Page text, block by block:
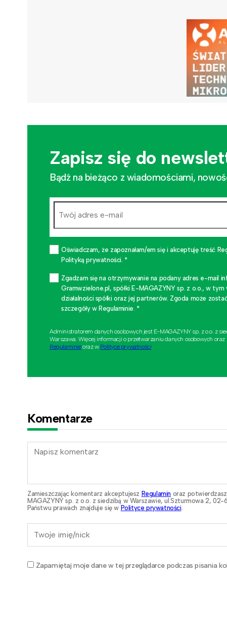
Zapisz się do
Bądź na bieżąco z wiadomościami,
Oświadczam, że zapoznałam/em się i akceptuję treść
Polityką prywatności. *
Zgadzam się na otrzymywanie na podany adres e-mail
Gramwzielone.pl, spółki E-MAGAZYNY sp. z o.o., w
działalności spółki oraz jej partnerów. Zgoda może
szczegóły w Regulaminie. *
Administratorem danych osobowych jest E-MAGAZYNY sp. z o.o. z
Warszawa. Więcej informacji o przetwarzaniu danych osobowych
Regulaminieoraz w Polityce prywatności
Komentarze
Zamieszczając komentarz akceptujesz Regulamin oraz
MAGAZYNY sp. z o.o. z siedzibą w Warszawie, ul.Szturmowa 2,
Państwu prawach znajduje się w Polityce prywatności
Zapamiętaj moje dane w tej przeglądarce podczas pisania